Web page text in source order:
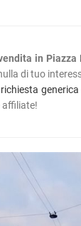
in Piazza
di tuo
generica
affiliate!